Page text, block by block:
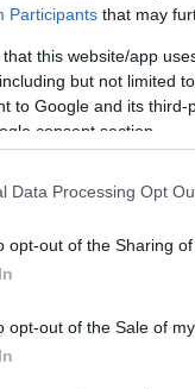
Participants that may
that this website/app
but not limited
to Google and its
consent section.
Data Processing Opt
opt-out of the Sharing
opt-out of the Sale of
Babys wird die
mindestens4
Wenn es die
sollten
auf Wunsch der